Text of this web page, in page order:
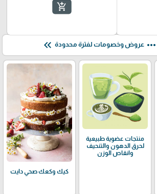
add_shopping_cart
more_horiz عروض وخصومات لفترة محدودة keyboard_double_arrow_left
منتجات عضوية طبيعية
لحرق الدهون والتنحيف
وانقاص الوزن
كيك وكعك صحي دايت